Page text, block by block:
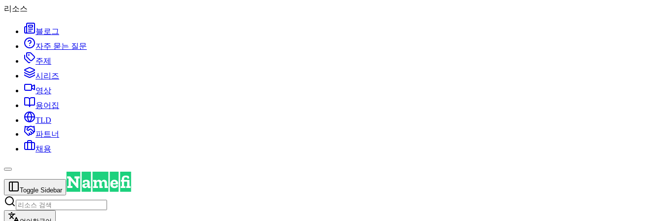
리소스
블로그
자주 묻는 질문
주제
시리즈
영상
용어집
TLD
파트너
채용
Toggle Sidebar